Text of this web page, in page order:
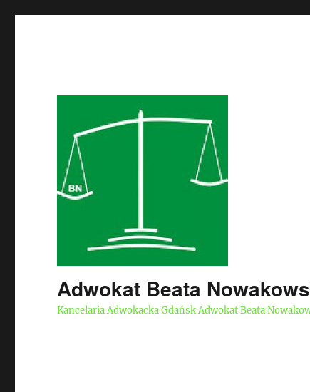
Adwokat Beata
Kancelaria Adwokacka Gdańsk Adwokat Beata